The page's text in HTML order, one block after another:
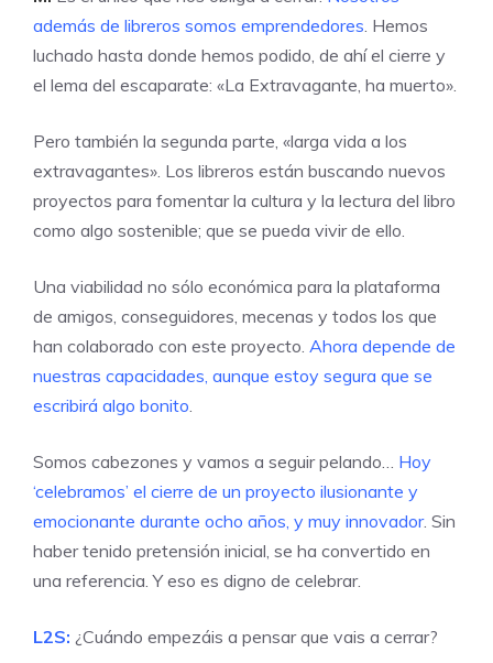
además de libreros somos emprendedores . Hemos
luchado hasta donde hemos podido, de ahí el cierre y
el lema del escaparate: «La Extravagante, ha muerto».
Pero también la segunda parte, «larga vida a los
extravagantes». Los libreros están buscando nuevos
proyectos para fomentar la cultura y la lectura del libro
como algo sostenible; que se pueda vivir de ello.
Una viabilidad no sólo económica para la plataforma
de amigos, conseguidores, mecenas y todos los que
han colaborado con este proyecto. Ahora depende de
nuestras capacidades, aunque estoy segura que se
escribirá algo bonito
Somos cabezones y vamos a seguir pelando… Hoy
‘celebramos’ el cierre de un proyecto ilusionante y
emocionante durante ocho años, y muy innovador. Sin
haber tenido pretensión inicial, se ha convertido en
una referencia. Y eso es digno de celebrar.
L2S: ¿Cuándo empezáis a pensar que vais a cerrar?